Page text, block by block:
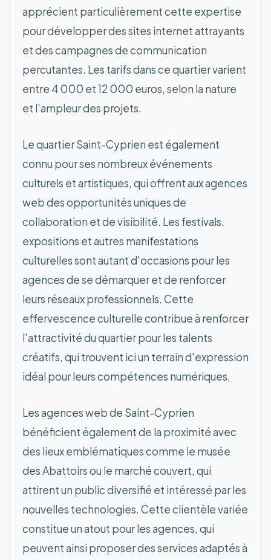
apprécient particulièrement cette expertise
pour développer des sites internet attrayants
et des campagnes de communication
percutantes. Les tarifs dans ce quartier varient
entre 4 000 et 12 000 euros, selon la nature
et l'ampleur des projets.
Le quartier Saint-Cyprien est également
connu pour ses nombreux événements
culturels et artistiques, qui offrent aux agences
web des opportunités uniques de
collaboration et de visibilité. Les festivals,
expositions et autres manifestations
culturelles sont autant d'occasions pour les
agences de se démarquer et de renforcer
leurs réseaux professionnels. Cette
effervescence culturelle contribue à renforcer
l'attractivité du quartier pour les talents
créatifs, qui trouvent ici un terrain d'expression
idéal pour leurs compétences numériques.
Les agences web de Saint-Cyprien
bénéficient également de la proximité avec
des lieux emblématiques comme le musée
des Abattoirs ou le marché couvert, qui
attirent un public diversifié et intéressé par les
nouvelles technologies. Cette clientèle variée
constitue un atout pour les agences, qui
peuvent ainsi proposer des services adaptés à